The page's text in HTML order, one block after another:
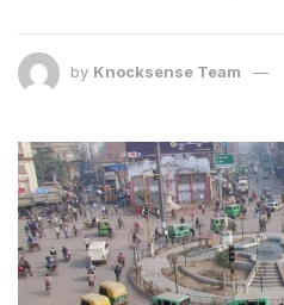
by Knocksense Team